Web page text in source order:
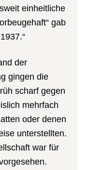
einheitliche
gab
der
gingen die
scharf gegen
mehrfach
oder denen
unterstellten.
war für